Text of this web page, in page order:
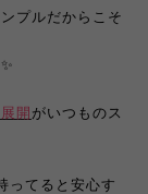
プルだからこそ
開 がいつものス
ってると安心す